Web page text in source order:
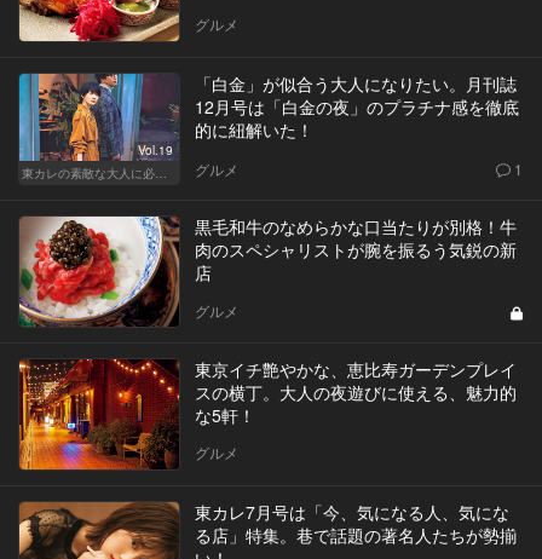
グルメ
Vol.19
東カレの素敵な大人に必要なこと
「白金」が似合う大人になりたい。月刊誌
12月号は「白金の夜」のプラチナ感を徹底
的に紐解いた！
グルメ 1
黒毛和牛のなめらかな口当たりが別格！牛
肉のスペシャリストが腕を振るう気鋭の新
店
グルメ
東京イチ艶やかな、恵比寿ガーデンプレイ
スの横丁。大人の夜遊びに使える、魅力的
な5軒！
グルメ
東カレ7月号は「今、気になる人、気にな
る店」特集。巷で話題の著名人たちが勢揃